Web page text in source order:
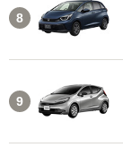
8
9